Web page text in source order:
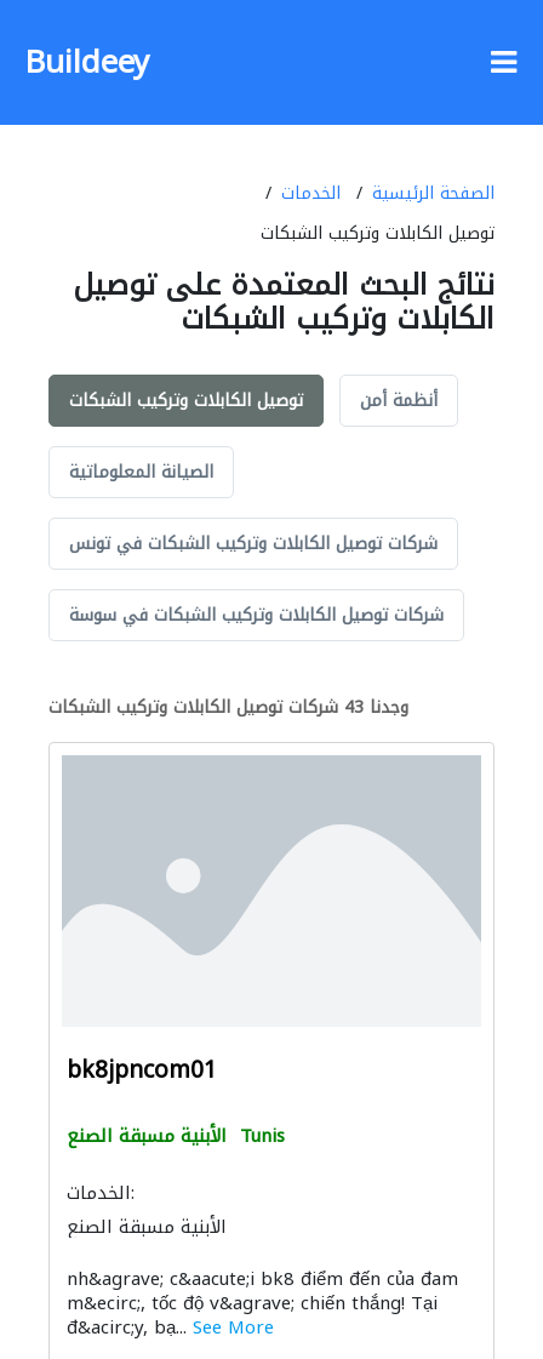
Buildeey
الصفحة الرئيسية
الخدمات
توصيل الكابلات وتركيب الشبكات
نتائج البحث المعتمدة على توصيل
الكابلات وتركيب الشبكات
توصيل الكابلات وتركيب الشبكات أنظمة أمن
الصيانة المعلوماتية
شركات توصيل الكابلات وتركيب الشبكات في تونس
شركات توصيل الكابلات وتركيب الشبكات في سوسة
وجدنا 43 شركات توصيل الكابلات وتركيب الشبكات
bk8jpncom01
الأبنية مسبقة الصنع Tunis
الخدمات:
الأبنية مسبقة الصنع
nh&agrave; c&aacute;i bk8 điểm đến của đam
m&ecirc;, tốc độ v&agrave; chiến thắng! Tại
đ&acirc;y, bạ... See More